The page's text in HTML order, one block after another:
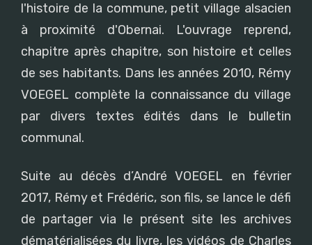
l'histoire de la commune, petit village alsacien
à proximité d'Obernai. L'ouvrage reprend,
chapitre après chapitre, son histoire et celles
de ses habitants. Dans les années 2010, Rémy
VOEGEL complète la connaissance du village
par divers textes édités dans le bulletin
communal.
Suite au décès d’André VOEGEL en février
2017, Rémy et Frédéric, son fils, se lance le défi
de partager via le présent site les archives
dématérialisées du livre, les vidéos de Charles